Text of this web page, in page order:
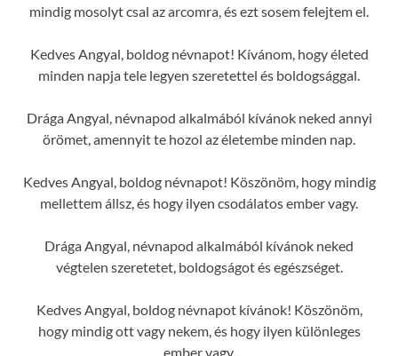
mindig mosolyt csal az arcomra, és ezt sosem felejtem el.
Kedves Angyal, boldog névnapot! Kívánom, hogy életed
minden napja tele legyen szeretettel és boldogsággal.
Drága Angyal, névnapod alkalmából kívánok neked annyi
örömet, amennyit te hozol az életembe minden nap.
Kedves Angyal, boldog névnapot! Köszönöm, hogy mindig
mellettem állsz, és hogy ilyen csodálatos ember vagy.
Drága Angyal, névnapod alkalmából kívánok neked
végtelen szeretetet, boldogságot és egészséget.
Kedves Angyal, boldog névnapot kívánok! Köszönöm,
hogy mindig ott vagy nekem, és hogy ilyen különleges
ember vagy.